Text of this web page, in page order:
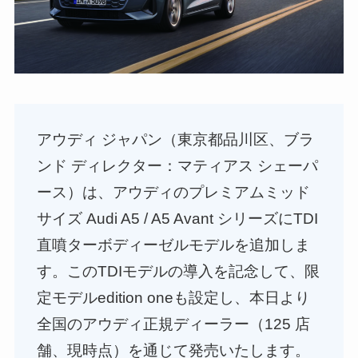
アウディ ジャパン（東京都品川区、ブラ
ンド ディレクター：マティアス シェーパ
ース）は、アウディのプレミアムミッド
サイズ Audi A5 / A5 Avant シリーズにTDI
直噴ターボディーゼルモデルを追加しま
す。このTDIモデルの導入を記念して、限
定モデルedition oneも設定し、本日より
全国のアウディ正規ディーラー（125 店
舗、現時点）を通じて発売いたします。